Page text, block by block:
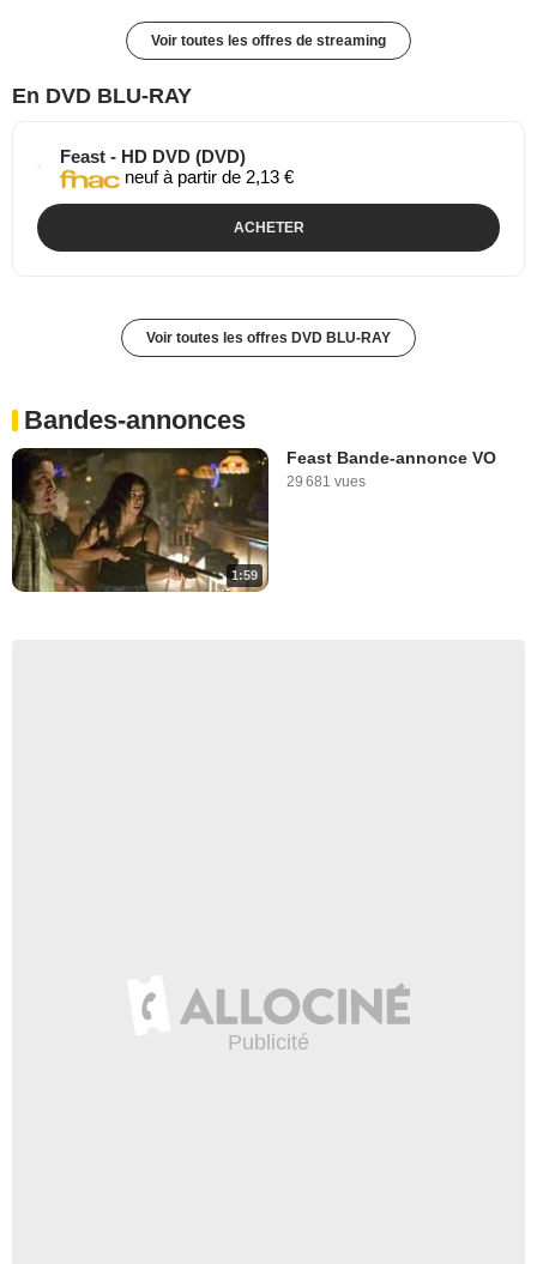
Voir toutes les offres de streaming
En DVD BLU-RAY
Feast - HD DVD (DVD)
neuf à partir de 2,13 €
ACHETER
Voir toutes les offres DVD BLU-RAY
Bandes-annonces
1:59
Feast Bande-annonce VO
29 681 vues